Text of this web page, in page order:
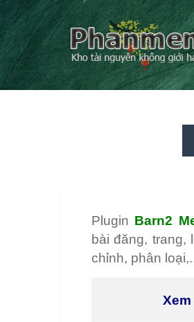
Plugin Barn2
bài đăng, trang,
chỉnh, phân